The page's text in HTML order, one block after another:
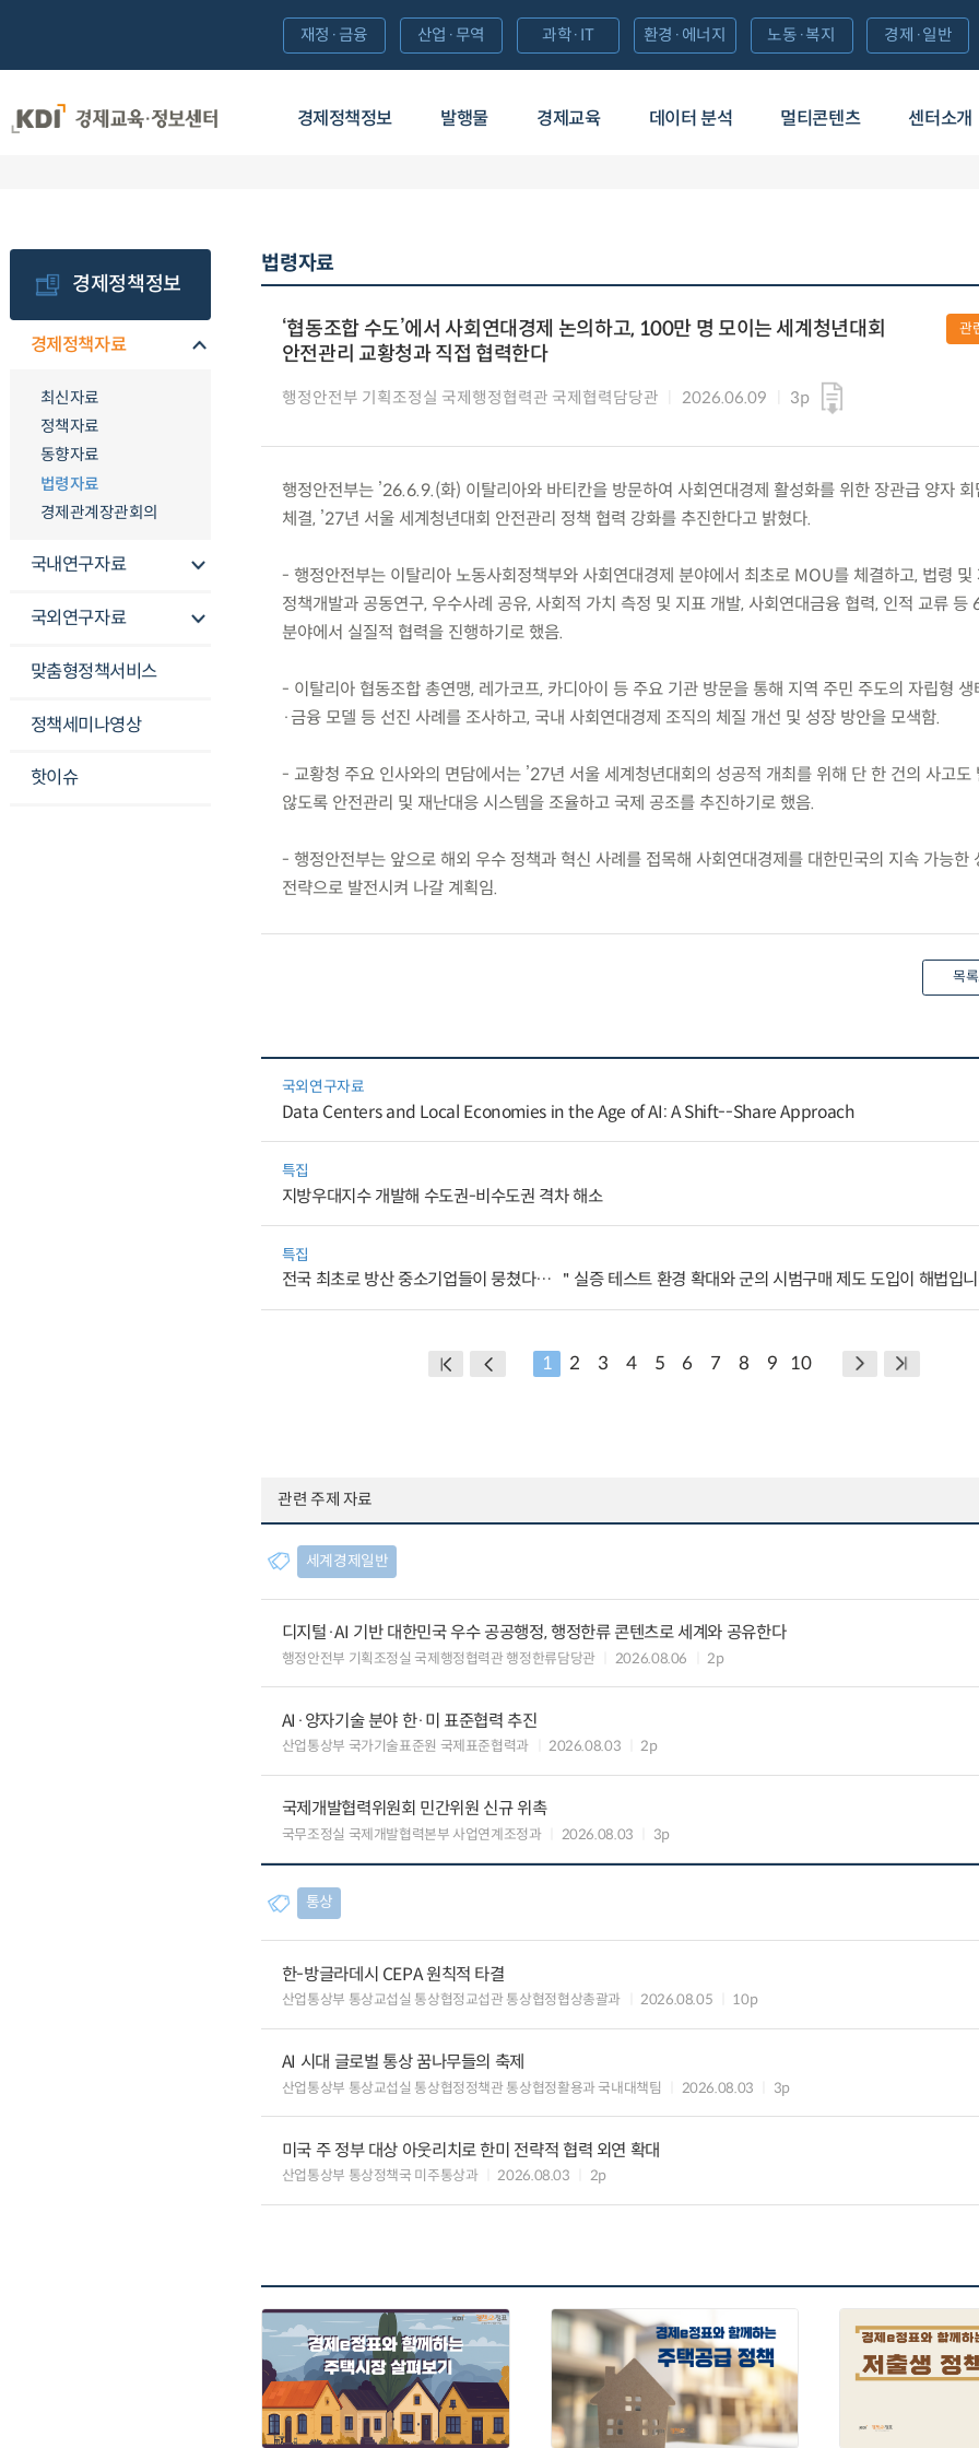
경제정책정보 발행물 경제교육 데이터 분석 멀티콘텐츠 센터소개
재정·금융 산업·무역 과학·IT 환경·에너지 노동·복지 경제·일반
경제정책정보
경제정책자료
최신자료
정책자료
동향자료
법령자료
경제관계장관회의
국내연구자료
국외연구자료
맞춤형정책서비스
정책세미나영상
핫이슈
법령자료
‘협동조합 수도’에서 사회연대경제 논의하고, 100만 명 모이는 세계청년대회
안전관리 교황청과 직접 협력한다
행정안전부 기획조정실 국제행정협력관 국제협력담당관 2026.06.09 3p
관
행정안전부는 ’26.6.9.(화) 이탈리아와 바티칸을 방문하여 사회연대경제 활성화를 위한 장관급 양자
체결, ’27년 서울 세계청년대회 안전관리 정책 협력 강화를 추진한다고 밝혔다.
- 행정안전부는 이탈리아 노동사회정책부와 사회연대경제 분야에서 최초로 MOU를 체결하고, 법령 및
정책개발과 공동연구, 우수사례 공유, 사회적 가치 측정 및 지표 개발, 사회연대금융 협력, 인적 교류 등
분야에서 실질적 협력을 진행하기로 했음.
- 이탈리아 협동조합 총연맹, 레가코프, 카디아이 등 주요 기관 방문을 통해 지역 주민 주도의 자립형 생
·금융 모델 등 선진 사례를 조사하고, 국내 사회연대경제 조직의 체질 개선 및 성장 방안을 모색함.
- 교황청 주요 인사와의 면담에서는 ’27년 서울 세계청년대회의 성공적 개최를 위해 단 한 건의 사고도
않도록 안전관리 및 재난대응 시스템을 조율하고 국제 공조를 추진하기로 했음.
- 행정안전부는 앞으로 해외 우수 정책과 혁신 사례를 접목해 사회연대경제를 대한민국의 지속 가능한
전략으로 발전시켜 나갈 계획임.
목록
국외연구자료
Data Centers and Local Economies in the Age of AI: A Shift--Share Approach
특집
지방우대지수 개발해 수도권-비수도권 격차 해소
특집
전국 최초로 방산 중소기업들이 뭉쳤다… ＂실증 테스트 환경 확대와 군의 시범구매 제도 도입이 해법입
1 2 3 4 5 6 7 8 9 10
관련 주제 자료
세계경제일반
디지털·AI 기반 대한민국 우수 공공행정, 행정한류 콘텐츠로 세계와 공유한다
행정안전부 기획조정실 국제행정협력관 행정한류담당관 2026.08.06 2p
AI·양자기술 분야 한·미 표준협력 추진
산업통상부 국가기술표준원 국제표준협력과 2026.08.03 2p
국제개발협력위원회 민간위원 신규 위촉
국무조정실 국제개발협력본부 사업연계조정과 2026.08.03 3p
통상
한-방글라데시 CEPA 원칙적 타결
산업통상부 통상교섭실 통상협정교섭관 통상협정협상총괄과 2026.08.05 10p
AI 시대 글로벌 통상 꿈나무들의 축제
산업통상부 통상교섭실 통상협정정책관 통상협정활용과 국내대책팀 2026.08.03 3p
미국 주 정부 대상 아웃리치로 한미 전략적 협력 외연 확대
산업통상부 통상정책국 미주통상과 2026.08.03 2p